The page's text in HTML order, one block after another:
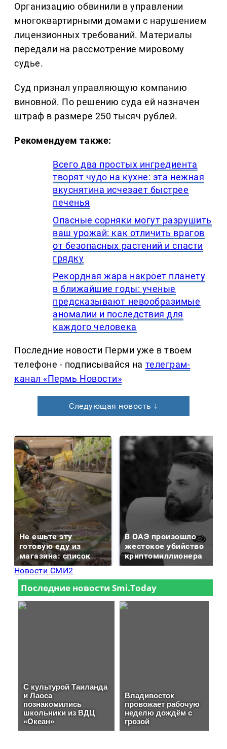
Организацию обвинили в управлении
многоквартирными домами с нарушением
лицензионных требований. Материалы
передали на рассмотрение мировому
судье.
Суд признал управляющую компанию
виновной. По решению суда ей назначен
штраф в размере 250 тысяч рублей.
Рекомендуем также:
Всего два простых ингредиента
творят чудо на кухне: эта нежная
вкуснятина исчезает быстрее
печенья
Опасные сорняки могут разрушить
ваш урожай: как отличить врагов
от безопасных растений и спасти
грядку
Рекордная жара накроет планету
в ближайшие годы: ученые
предсказывают невообразимые
аномалии и последствия для
каждого человека
Последние новости Перми уже в твоем
телефоне - подписывайся на телеграм-
канал «Пермь Новости»
Следующая новость ↓
Не ешьте эту
готовую еду из
магазина: список
В ОАЭ произошло
жестокое убийство
криптомиллионера
Новости СМИ2